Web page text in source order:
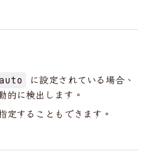
に設定されている場合、
的に検出します。
定することもできます。